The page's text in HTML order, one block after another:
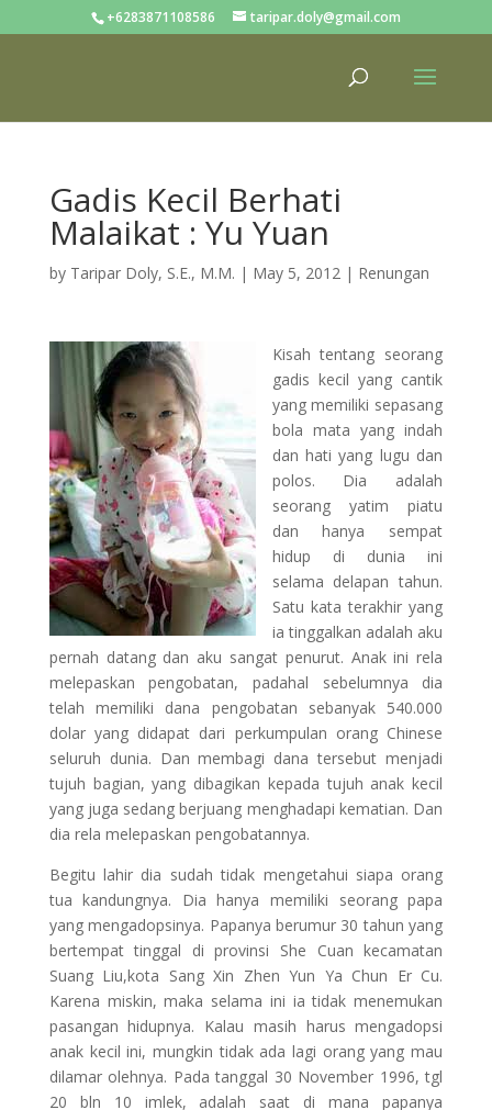
+6283871108586 taripar.doly@gmail.com
Gadis Kecil Berhati
Malaikat : Yu Yuan
by Taripar Doly, S.E., M.M. | May 5, 2012| Renungan
Kisah tentang seorang
gadis kecil yang cantik
yang memiliki sepasang
bola mata yang indah
dan hati yang lugu dan
polos. Dia adalah
seorang yatim piatu
dan hanya sempat
hidup di dunia ini
selama delapan tahun.
Satu kata terakhir yang
ia tinggalkan adalah aku
pernah datang dan aku sangat penurut. Anak ini rela
melepaskan pengobatan, padahal sebelumnya dia
telah memiliki dana pengobatan sebanyak 540.000
dolar yang didapat dari perkumpulan orang Chinese
seluruh dunia. Dan membagi dana tersebut menjadi
tujuh bagian, yang dibagikan kepada tujuh anak kecil
yang juga sedang berjuang menghadapi kematian. Dan
dia rela melepaskan pengobatannya.
Begitu lahir dia sudah tidak mengetahui siapa orang
tua kandungnya. Dia hanya memiliki seorang papa
yang mengadopsinya. Papanya berumur 30 tahun yang
bertempat tinggal di provinsi She Cuan kecamatan
Suang Liu,kota Sang Xin Zhen Yun Ya Chun Er Cu.
Karena miskin, maka selama ini ia tidak menemukan
pasangan hidupnya. Kalau masih harus mengadopsi
anak kecil ini, mungkin tidak ada lagi orang yang mau
dilamar olehnya. Pada tanggal 30 November 1996, tgl
20 bln 10 imlek, adalah saat di mana papanya